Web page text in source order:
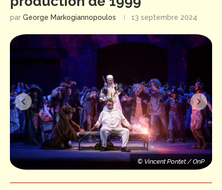
par George Markogiannopoulos 13 septembre 2024
© Vincent Pontet / OnP
© Vincent Pontet / OnP
© Vincent Pontet / OnP